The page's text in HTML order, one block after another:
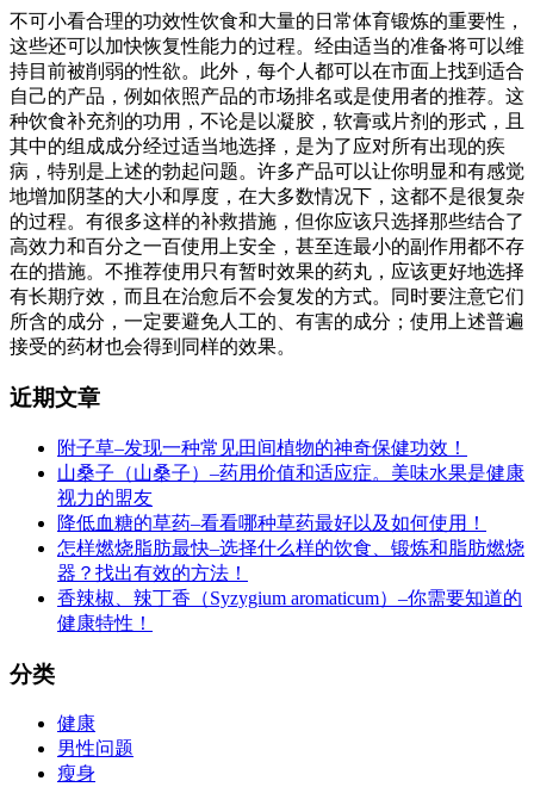
不可小看合理的功效性饮食和大量的日常体育锻炼的重要性，
这些还可以加快恢复性能力的过程。经由适当的准备将可以维
持目前被削弱的性欲。此外，每个人都可以在市面上找到适合
自己的产品，例如依照产品的市场排名或是使用者的推荐。这
种饮食补充剂的功用，不论是以凝胶，软膏或片剂的形式，且
其中的组成成分经过适当地选择，是为了应对所有出现的疾
病，特别是上述的勃起问题。许多产品可以让你明显和有感觉
地增加阴茎的大小和厚度，在大多数情况下，这都不是很复杂
的过程。有很多这样的补救措施，但你应该只选择那些结合了
高效力和百分之一百使用上安全，甚至连最小的副作用都不存
在的措施。不推荐使用只有暂时效果的药丸，应该更好地选择
有长期疗效，而且在治愈后不会复发的方式。同时要注意它们
所含的成分，一定要避免人工的、有害的成分；使用上述普遍
接受的药材也会得到同样的效果。
近期文章
附子草–发现一种常见田间植物的神奇保健功效！
山桑子（山桑子）–药用价值和适应症。美味水果是健康
视力的盟友
降低血糖的草药–看看哪种草药最好以及如何使用！
怎样燃烧脂肪最快–选择什么样的饮食、锻炼和脂肪燃烧
器？找出有效的方法！
香辣椒、辣丁香（Syzygium aromaticum）–你需要知道的
健康特性！
分类
健康
男性问题
瘦身